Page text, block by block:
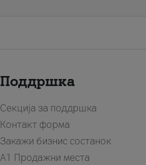
Поддршка
Секција за поддршка
Контакт форма
Закажи бизнис состанок
A1 Продажни места